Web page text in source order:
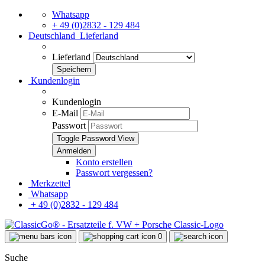
Whatsapp
+ 49 (0)2832 - 129 484
Deutschland Lieferland
Lieferland
Kundenlogin
Kundenlogin
E-Mail
Passwort
Toggle Password View
Konto erstellen
Passwort vergessen?
Merkzettel
Whatsapp
+ 49 (0)2832 - 129 484
0
Suche